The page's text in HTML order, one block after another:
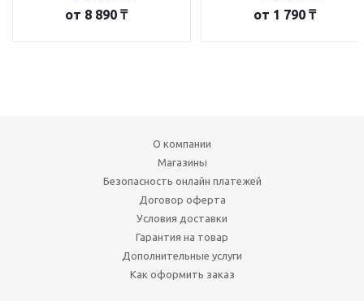
от 8 890 ₸ от 1 790 ₸
О компании
Магазины
Безопасность онлайн платежей
Договор оферта
Условия доставки
Гарантия на товар
Дополнительные услуги
Как оформить заказ